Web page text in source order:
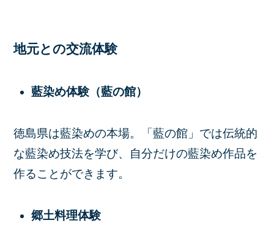
地元との交流体験
藍染め体験（藍の館）
徳島県は藍染めの本場。「藍の館」では伝統的
な藍染め技法を学び、自分だけの藍染め作品を
作ることができます。
郷土料理体験